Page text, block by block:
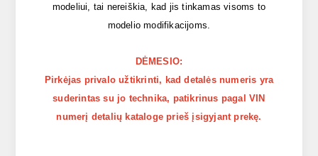
modeliui, tai nereiškia, kad jis tinkamas visoms to
modelio modifikacijoms.
DĖMESIO:
Pirkėjas privalo užtikrinti, kad detalės numeris yra
suderintas su jo technika, patikrinus pagal VIN
numerį detalių kataloge prieš įsigyjant prekę.